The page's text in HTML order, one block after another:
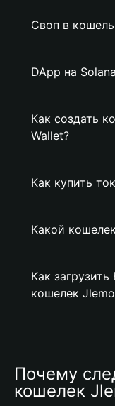
Своп в
DApp на Solana
Как создать
Wallet?
Как купить
Какой
Как
кошелек
Почему
кошелек